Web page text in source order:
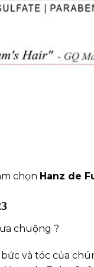
chọn Hanz de
chuộng ?
và tóc của